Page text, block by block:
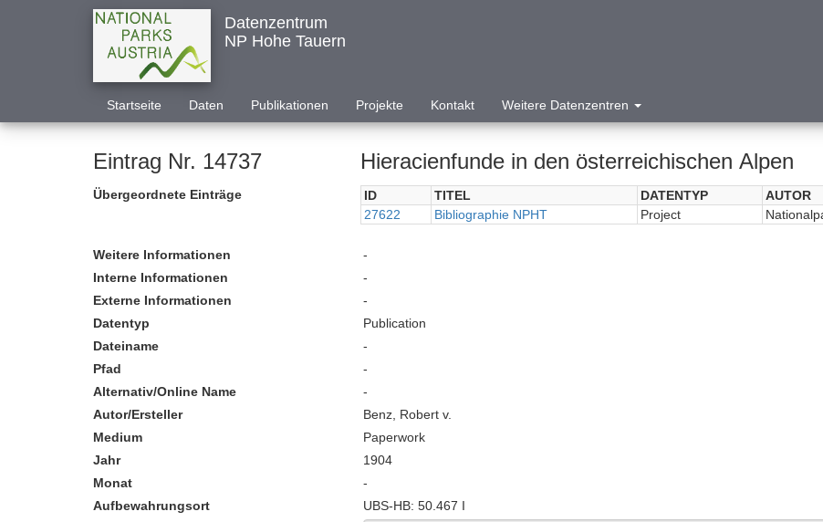
Datenzentrum
NP Hohe Tauern
Startseite Daten Publikationen Projekte Kontakt Weitere Datenzentren
Eintrag Nr. 14737 Hieracienfunde in den österreichischen Alpen
Übergeordnete Einträge ID TITEL DATENTYP AUTOR
27622
Bibliographie NPHT Project
Weitere Informationen
-
Interne Informationen
-
Externe Informationen
-
Datentyp
Publication
Dateiname
-
Pfad
-
Alternativ/Online Name
-
Autor/Ersteller
Benz, Robert v.
Medium
Paperwork
Jahr
1904
Monat
-
Aufbewahrungsort
UBS-HB: 50.467 I